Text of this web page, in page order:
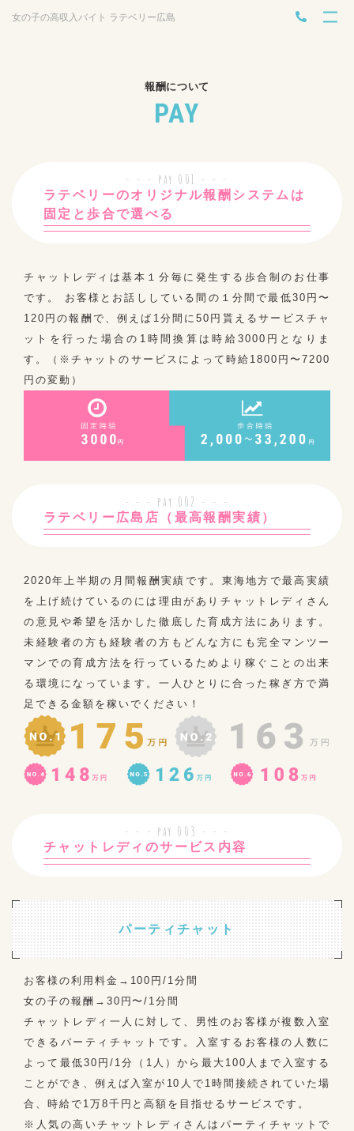
女の子の高収入バイト ラテベリー広島
報酬について
PAY
ラテベリーのオリジナル報酬システムは
固定と歩合で選べる
チャットレディは基本１分毎に発生する歩合制のお仕事
です。 お客様とお話ししている間の１分間で最低30円〜
120円の報酬で、例えば1分間に50円貰えるサービスチャ
ットを行った場合の1時間換算は時給3000円となりま
す。（※チャットのサービスによって時給1800円〜7200
円の変動）
ラテベリー広島店（最高報酬実績）
2020年上半期の月間報酬実績です。東海地方で最高実績
を上げ続けているのには理由がありチャットレディさん
の意見や希望を活かした徹底した育成方法にあります。
未経験者の方も経験者の方もどんな方にも完全マンツー
マンでの育成方法を行っているためより稼ぐことの出来
る環境になっています。一人ひとりに合った稼ぎ方で満
足できる金額を稼いでください！
チャットレディのサービス内容
パーティチャット
お客様の利用料金→100円/1分間
女の子の報酬→30円〜/1分間
チャットレディ一人に対して、男性のお客様が複数入室
できるパーティチャットです。入室するお客様の人数に
よって最低30円/1分（1人）から最大100人まで入室する
ことができ、例えば入室が10人で1時間接続されていた場
合、時給で1万8千円と高額を目指せるサービスです。
※人気の高いチャットレディさんはパーティチャットで